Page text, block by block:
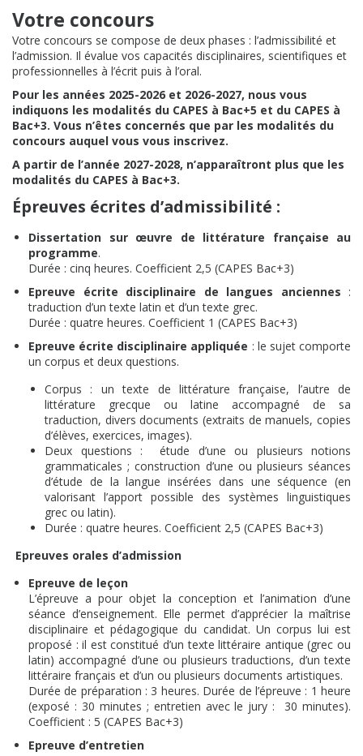
Votre concours
Votre concours se compose de deux phases : l’admissibilité et
l’admission. Il évalue vos capacités disciplinaires, scientifiques et
professionnelles à l’écrit puis à l’oral.
Pour les années 2025-2026 et 2026-2027, nous vous
indiquons les modalités du CAPES à Bac+5 et du CAPES à
Bac+3. Vous n’êtes concernés que par les modalités du
concours auquel vous vous inscrivez.
A partir de l’année 2027-2028, n’apparaîtront plus que les
modalités du CAPES à Bac+3.
Épreuves écrites d’admissibilité :
Dissertation sur œuvre de littérature française au
programme.
Durée : cinq heures. Coefficient 2,5 (CAPES Bac+3)
Epreuve écrite disciplinaire de langues anciennes :
traduction d’un texte latin et d’un texte grec.
Durée : quatre heures. Coefficient 1 (CAPES Bac+3)
Epreuve écrite disciplinaire appliquée : le sujet comporte
un corpus et deux questions.
Corpus : un texte de littérature française, l’autre de
littérature grecque ou latine accompagné de sa
traduction, divers documents (extraits de manuels, copies
d’élèves, exercices, images).
Deux questions : étude d’une ou plusieurs notions
grammaticales ; construction d’une ou plusieurs séances
d’étude de la langue insérées dans une séquence (en
valorisant l’apport possible des systèmes linguistiques
grec ou latin).
Durée : quatre heures. Coefficient 2,5 (CAPES Bac+3)
Epreuves orales d’admission
Epreuve de leçon
L’épreuve a pour objet la conception et l’animation d’une
séance d’enseignement. Elle permet d’apprécier la maîtrise
disciplinaire et pédagogique du candidat. Un corpus lui est
proposé : il est constitué d’un texte littéraire antique (grec ou
latin) accompagné d’une ou plusieurs traductions, d’un texte
littéraire français et d’un ou plusieurs documents artistiques.
Durée de préparation : 3 heures. Durée de l’épreuve : 1 heure
(exposé : 30 minutes ; entretien avec le jury : 30 minutes).
Coefficient : 5 (CAPES Bac+3)
Epreuve d’entretien